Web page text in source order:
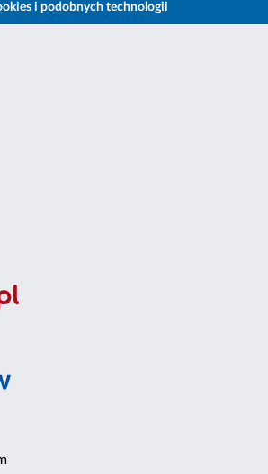
i podobnych technologii